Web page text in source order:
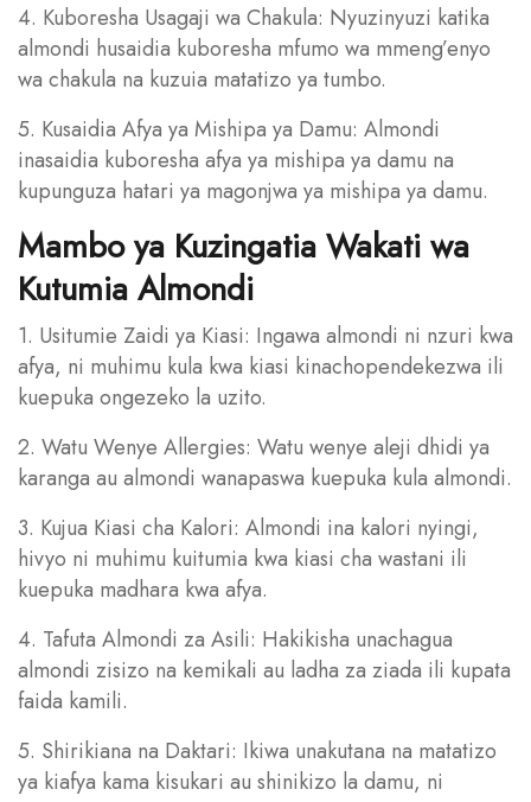
4. Kuboresha Usagaji wa Chakula: Nyuzinyuzi katika
almondi husaidia kuboresha mfumo wa mmeng’enyo
wa chakula na kuzuia matatizo ya tumbo.
5. Kusaidia Afya ya Mishipa ya Damu: Almondi
inasaidia kuboresha afya ya mishipa ya damu na
kupunguza hatari ya magonjwa ya mishipa ya damu.
Mambo ya Kuzingatia Wakati wa
Kutumia Almondi
1. Usitumie Zaidi ya Kiasi: Ingawa almondi ni nzuri kwa
afya, ni muhimu kula kwa kiasi kinachopendekezwa ili
kuepuka ongezeko la uzito.
2. Watu Wenye Allergies: Watu wenye aleji dhidi ya
karanga au almondi wanapaswa kuepuka kula almondi.
3. Kujua Kiasi cha Kalori: Almondi ina kalori nyingi,
hivyo ni muhimu kuitumia kwa kiasi cha wastani ili
kuepuka madhara kwa afya.
4. Tafuta Almondi za Asili: Hakikisha unachagua
almondi zisizo na kemikali au ladha za ziada ili kupata
faida kamili.
5. Shirikiana na Daktari: Ikiwa unakutana na matatizo
ya kiafya kama kisukari au shinikizo la damu, ni